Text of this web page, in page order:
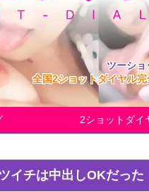
ツーショ
全国2ショットダイヤル
2ショットダイ
イチは中出しOKだった